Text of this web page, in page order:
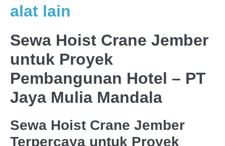
alat lain
Sewa Hoist Crane Jember
untuk Proyek
Pembangunan Hotel – PT
Jaya Mulia Mandala
Sewa Hoist Crane Jember
Terpercaya untuk Proyek